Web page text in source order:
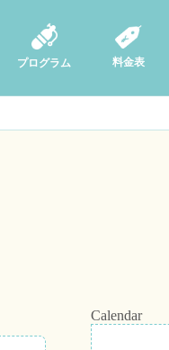
プログラム 料金表
Calendar